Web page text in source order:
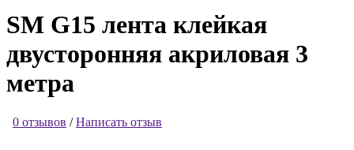
SM G15 лента клейкая
двусторонняя акриловая 3
метра
0 отзывов /Написать отзыв